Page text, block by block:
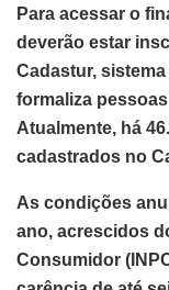
Para acessar o
deverão estar
Cadastur,
formaliza
Atualmente, há
cadastrados no
As condições
ano, acrescidos
Consumidor